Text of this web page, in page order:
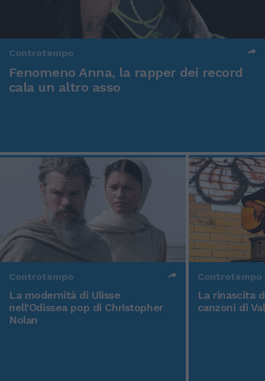
Controtempo
Fenomeno Anna, la rapper dei record
cala un altro asso
Controtempo
La modernità di Ulisse
nell'Odissea pop di Christopher
Nolan
Controtempo
La rinascita
canzoni di